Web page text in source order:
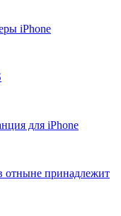
iPhone
для iPhone
отныне принадлежит